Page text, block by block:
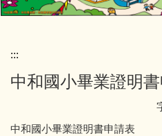
區
國
小
:::
中和國小畢業證明
中和國小畢業證明書申請表